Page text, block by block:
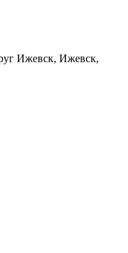
Ижевск, Ижевск,